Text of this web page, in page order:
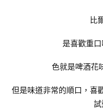
比
是喜歡重
色就是啤酒花
但是味道非常的順口，喜
試